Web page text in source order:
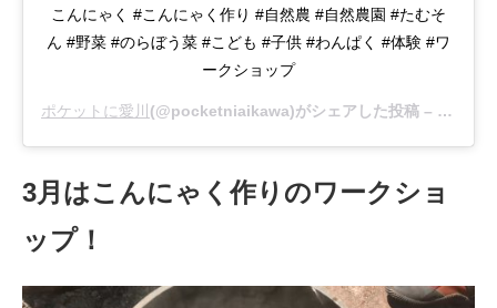
こんにゃく #こんにゃく作り #自然農 #自然農園 #たむそ
ん #野菜 #のらぼう菜 #こども #子供 #わんぱく #体験 #ワ
ークショップ
ポケットに愛川 (@pocketniaikawa)がシェアした投稿 – 2020年
3月はこんにゃく作りのワークショ
ップ！